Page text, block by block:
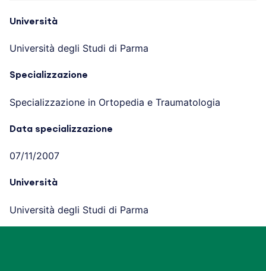
Università
Università degli Studi di Parma
Specializzazione
Specializzazione in Ortopedia e Traumatologia
Data specializzazione
07/11/2007
Università
Università degli Studi di Parma